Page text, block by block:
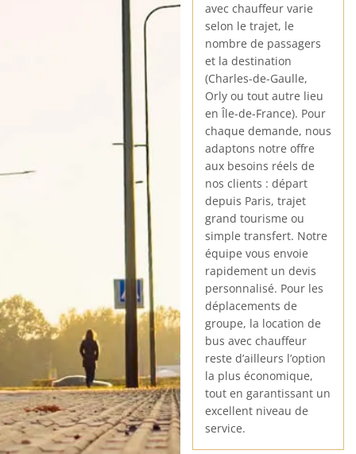
avec chauffeur varie
selon le trajet, le
nombre de passagers
et la destination
(Charles-de-Gaulle,
Orly ou tout autre lieu
en Île-de-France). Pour
chaque demande, nous
adaptons notre offre
aux besoins réels de
nos clients : départ
depuis Paris, trajet
grand tourisme ou
simple transfert. Notre
équipe vous envoie
rapidement un devis
personnalisé. Pour les
déplacements de
groupe, la location de
bus avec chauffeur
reste d’ailleurs l’option
la plus économique,
tout en garantissant un
excellent niveau de
service.